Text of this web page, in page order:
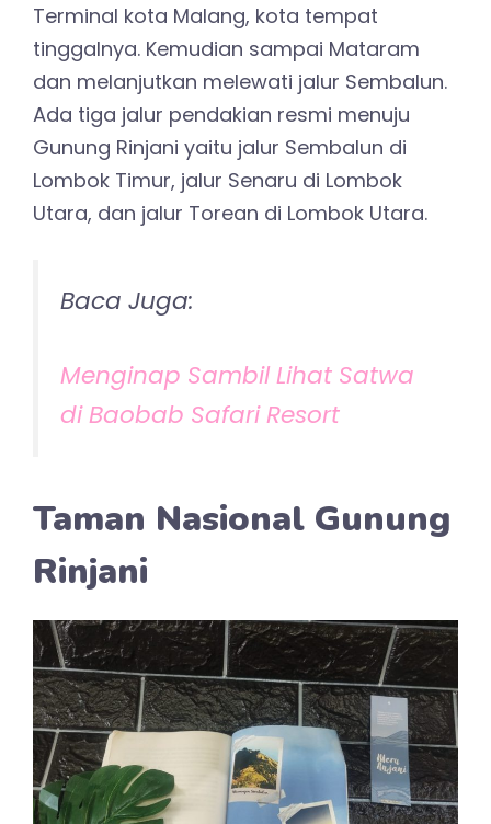
Terminal kota Malang, kota tempat
tinggalnya. Kemudian sampai Mataram
dan melanjutkan melewati jalur Sembalun.
Ada tiga jalur pendakian resmi menuju
Gunung Rinjani yaitu jalur Sembalun di
Lombok Timur, jalur Senaru di Lombok
Utara, dan jalur Torean di Lombok Utara.
Baca Juga:
Menginap Sambil Lihat Satwa
di Baobab Safari Resort
Taman Nasional Gunung
Rinjani